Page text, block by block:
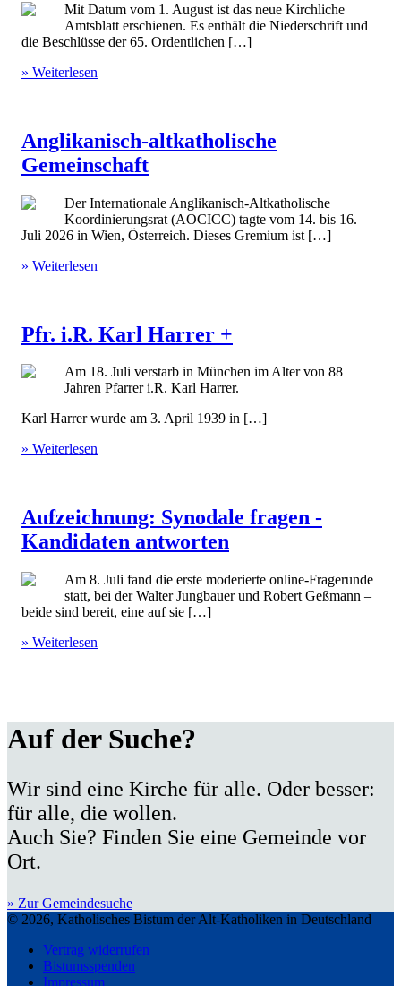
Mit Datum vom 1. August ist das neue Kirchliche
Amtsblatt erschienen. Es enthält die Niederschrift und
die Beschlüsse der 65. Ordentlichen […]
» Weiterlesen
Anglikanisch-altkatholische
Gemeinschaft
Der Internationale Anglikanisch-Altkatholische
Koordinierungsrat (AOCICC) tagte vom 14. bis 16.
Juli 2026 in Wien, Österreich. Dieses Gremium ist […]
» Weiterlesen
Pfr. i.R. Karl Harrer +
Am 18. Juli verstarb in München im Alter von 88
Jahren Pfarrer i.R. Karl Harrer.
Karl Harrer wurde am 3. April 1939 in […]
» Weiterlesen
Aufzeichnung: Synodale fragen -
Kandidaten antworten
Am 8. Juli fand die erste moderierte online-Fragerunde
statt, bei der Walter Jungbauer und Robert Geßmann –
beide sind bereit, eine auf sie […]
» Weiterlesen
Auf der Suche?
Wir sind eine Kirche für alle. Oder besser:
für alle, die wollen.
Auch Sie? Finden Sie eine Gemeinde vor
Ort.
» Zur Gemeindesuche
© 2026, Katholisches Bistum der Alt-Katholiken in Deutschland
Vertrag widerrufen
Bistumsspenden
Impressum